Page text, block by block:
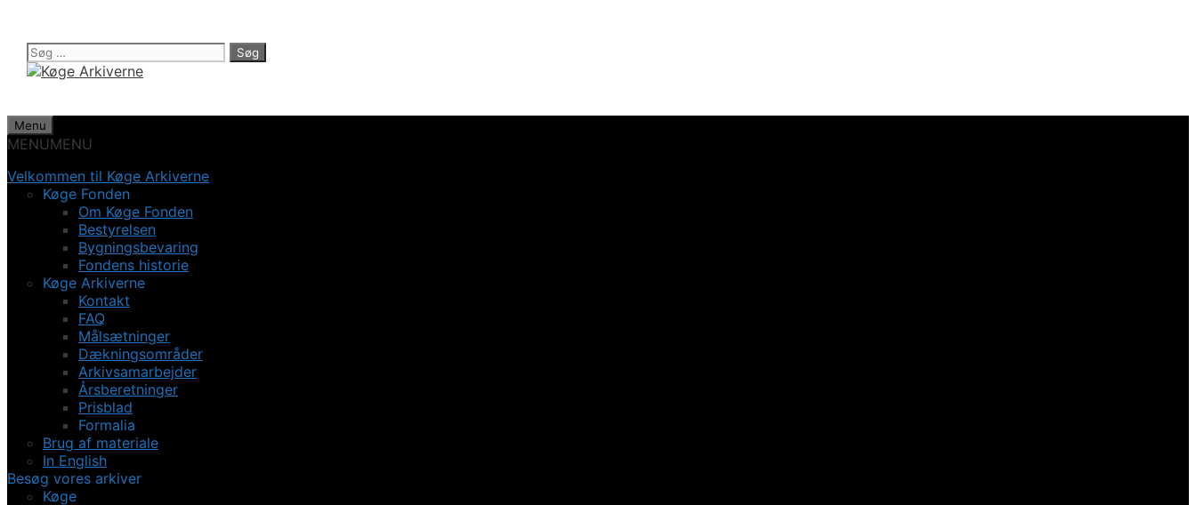
indhold
Søg
efter:
Menu
MENUMENU
Velkommen til Køge Arkiverne
Køge Fonden
Om Køge Fonden
Bestyrelsen
Bygningsbevaring
Fondens historie
Køge Arkiverne
Kontakt
FAQ
Målsætninger
Dækningsområder
Arkivsamarbejder
Årsberetninger
Prisblad
Formalia
Brug af materiale
In English
Besøg vores arkiver
Køge